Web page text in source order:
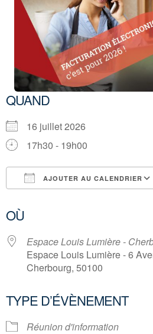
QUAND
16 juillet 2026
17h30 - 19h00
AJOUTER AU CALENDRIER
OÙ
Espace Louis Lumière -
Espace Louis Lumière - 6
Cherbourg, 50100
TYPE D’ÉVÈNEMENT
Réunion d'information